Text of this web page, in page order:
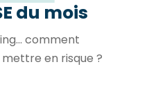
du mois
comment
mettre en risque ?